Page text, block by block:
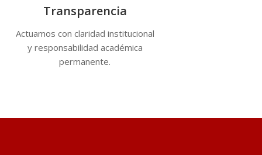
Transparencia
Actuamos con claridad institucional
y responsabilidad académica
permanente.